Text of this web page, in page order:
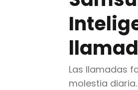
Las llamadas
molestia